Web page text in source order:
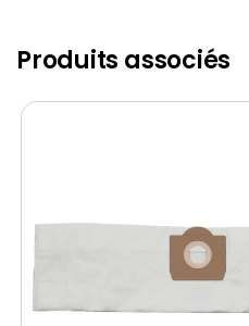
Produits associés